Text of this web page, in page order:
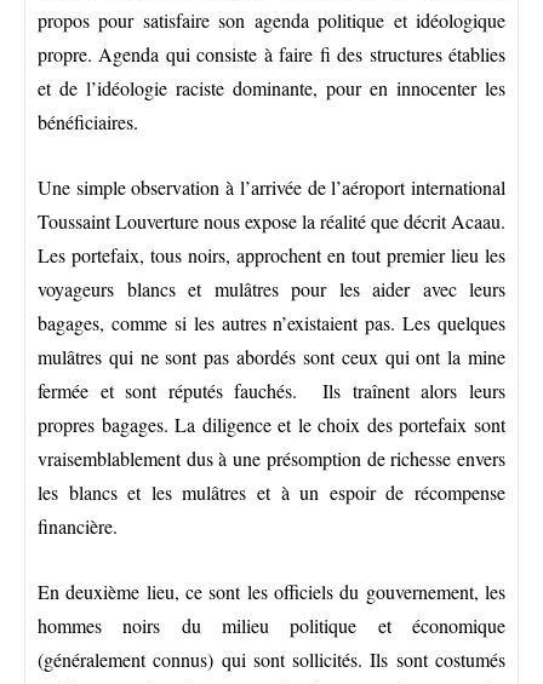
propos pour satisfaire son agenda politique et idéologique
propre. Agenda qui consiste à faire fi des structures établies
et de l’idéologie raciste dominante, pour en innocenter les
bénéficiaires.
Une simple observation à l’arrivée de l’aéroport international
Toussaint Louverture nous expose la réalité que décrit Acaau.
Les portefaix, tous noirs, approchent en tout premier lieu les
voyageurs blancs et mulâtres pour les aider avec leurs
bagages, comme si les autres n’existaient pas. Les quelques
mulâtres qui ne sont pas abordés sont ceux qui ont la mine
fermée et sont réputés fauchés. Ils traînent alors leurs
propres bagages. La diligence et le choix des portefaix sont
vraisemblablement dus à une présomption de richesse envers
les blancs et les mulâtres et à un espoir de récompense
financière.
En deuxième lieu, ce sont les officiels du gouvernement, les
hommes noirs du milieu politique et économique
(généralement connus) qui sont sollicités. Ils sont costumés